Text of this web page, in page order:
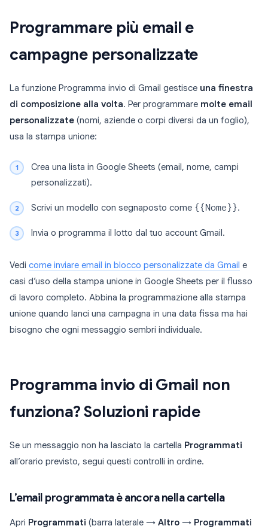
Programmare più email e
campagne personalizzate
La funzione Programma invio di Gmail gestisce una finestra
di composizione alla volta. Per programmare molte email
personalizzate (nomi, aziende o corpi diversi da un foglio),
usa la stampa unione:
Crea una lista in Google Sheets (email, nome, campi
personalizzati).
Scrivi un modello con segnaposto come {{Nome}}.
Invia o programma il lotto dal tuo account Gmail.
Vedi come inviare email in blocco personalizzate da Gmail e
casi d’uso della stampa unione in Google Sheets per il flusso
di lavoro completo. Abbina la programmazione alla stampa
unione quando lanci una campagna in una data fissa ma hai
bisogno che ogni messaggio sembri individuale.
Programma invio di Gmail non
funziona? Soluzioni rapide
Se un messaggio non ha lasciato la cartella Programmati
all’orario previsto, segui questi controlli in ordine.
L’email programmata è ancora nella cartella
Apri Programmati (barra laterale → Altro → Programmati